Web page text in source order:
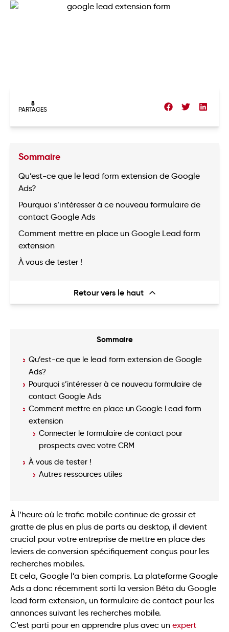
8
PARTAGES
Sommaire
Qu’est-ce que le lead form extension de Google
Ads?
Pourquoi s’intéresser à ce nouveau formulaire de
contact Google Ads
Comment mettre en place un Google Lead form
extension
À vous de tester !
Retour vers le haut
Sommaire
Qu’est-ce que le lead form extension de Google
Ads?
Pourquoi s’intéresser à ce nouveau formulaire de
contact Google Ads
Comment mettre en place un Google Lead form
extension
Connecter le formulaire de contact pour
prospects avec votre CRM
À vous de tester !
Autres ressources utiles
À l’heure où le trafic mobile continue de grossir et
gratte de plus en plus de parts au desktop, il devient
crucial pour votre entreprise de mettre en place des
leviers de conversion spécifiquement conçus pour les
recherches mobiles.
Et cela, Google l’a bien compris. La plateforme Google
Ads a donc récemment sorti la version Béta du Google
lead form extension, un formulaire de contact pour les
annonces suivant les recherches mobile.
C’est parti pour en apprendre plus avec un expert